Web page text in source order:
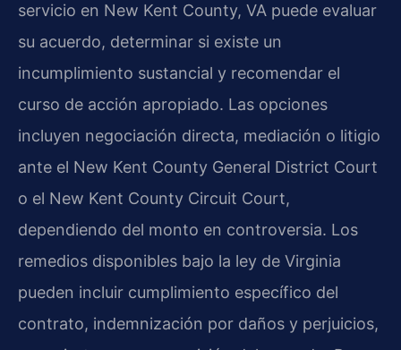
servicio en New Kent County, VA puede evaluar
su acuerdo, determinar si existe un
incumplimiento sustancial y recomendar el
curso de acción apropiado. Las opciones
incluyen negociación directa, mediación o litigio
ante el New Kent County General District Court
o el New Kent County Circuit Court,
dependiendo del monto en controversia. Los
remedios disponibles bajo la ley de Virginia
pueden incluir cumplimiento específico del
contrato, indemnización por daños y perjuicios,